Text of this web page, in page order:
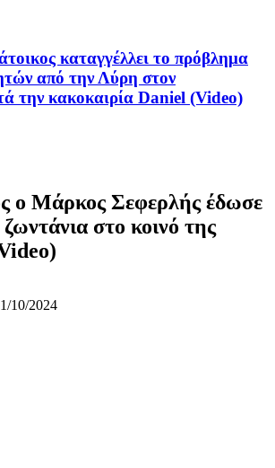
καταγγέλλει το πρόβλημα
από την Λύρη στον
την κακοκαιρία Daniel (Video)
ο Μάρκος Σεφερλής έδωσε
στο κοινό της
10/2024